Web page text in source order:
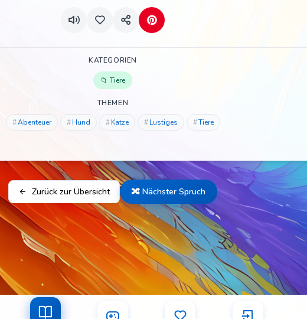
KATEGORIEN
Tiere
THEMEN
Abenteuer Hund Katze Lustiges Tiere
Zurück zur Übersicht 🔀 Nächster Spruch